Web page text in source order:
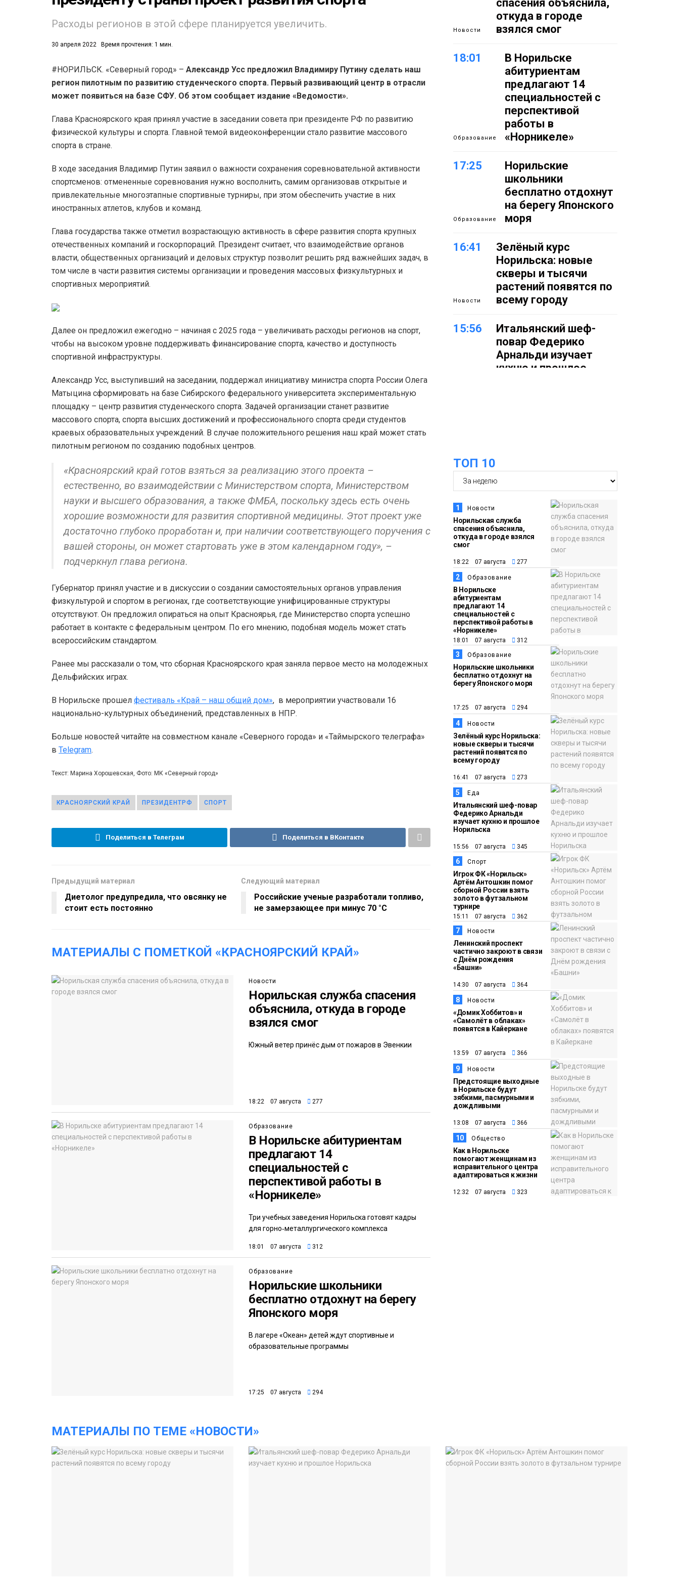
Расходы регионов в этой сфере планируется увеличить.
30 апреля 2022 Время прочтения: 1 мин.
#НОРИЛЬСК. «Северный город» – Александр Усс предложил Владимиру Путину сделать наш
регион пилотным по развитию студенческого спорта. Первый развивающий центр в отрасли
может появиться на базе СФУ. Об этом сообщает издание «Ведомости».
Глава Красноярского края принял участие в заседании совета при президенте РФ по развитию
физической культуры и спорта. Главной темой видеоконференции стало развитие массового
спорта в стране.
В ходе заседания Владимир Путин заявил о важности сохранения соревновательной активности
спортсменов: отмененные соревнования нужно восполнить, самим организовав открытые и
привлекательные многоэтапные спортивные турниры, при этом обеспечить участие в них
иностранных атлетов, клубов и команд.
Глава государства также отметил возрастающую активность в сфере развития спорта крупных
отечественных компаний и госкорпораций. Президент считает, что взаимодействие органов
власти, общественных организаций и деловых структур позволит решить ряд важнейших задач, в
том числе в части развития системы организации и проведения массовых физкультурных и
спортивных мероприятий.
Далее он предложил ежегодно – начиная с 2025 года – увеличивать расходы регионов на спорт,
чтобы на высоком уровне поддерживать финансирование спорта, качество и доступность
спортивной инфраструктуры.
Александр Усс, выступивший на заседании, поддержал инициативу министра спорта России Олега
Матыцина сформировать на базе Сибирского федерального университета экспериментальную
площадку – центр развития студенческого спорта. Задачей организации станет развитие
массового спорта, спорта высших достижений и профессионального спорта среди студентов
краевых образовательных учреждений. В случае положительного решения наш край может стать
пилотным регионом по созданию подобных центров.
«Красноярский край готов взяться за реализацию этого проекта –
естественно, во взаимодействии с Министерством спорта, Министерством
науки и высшего образования, а также ФМБА, поскольку здесь есть очень
хорошие возможности для развития спортивной медицины. Этот проект уже
достаточно глубоко проработан и, при наличии соответствующего поручения с
вашей стороны, он может стартовать уже в этом календарном году», –
подчеркнул глава региона.
Губернатор принял участие и в дискуссии о создании самостоятельных органов управления
физкультурой и спортом в регионах, где соответствующие унифицированные структуры
отсутствуют. Он предложил опираться на опыт Красноярья, где Министерство спорта успешно
работает в контакте с федеральным центром. По его мнению, подобная модель может стать
всероссийским стандартом.
Ранее мы рассказали о том, что сборная Красноярского края заняла первое место на молодежных
Дельфийских играх.
В Норильске прошел фестиваль «Край – наш общий дом», в мероприятии участвовали 16
национально-культурных объединений, представленных в НПР.
Больше новостей читайте на совместном канале «Северного города» и «Таймырского телеграфа»
в Telegram.
Текст: Марина Хорошевская, Фото: МК «Северный город»
КРАСНОЯРСКИЙ КРАЙ ПРЕЗИДЕНТРФ СПОРТ
Поделиться в Телеграм Поделиться в ВКонтакте
Предыдущий материал
Диетолог предупредила, что овсянку не
стоит есть постоянно
Следующий материал
Российские ученые разработали топливо,
не замерзающее при минус 70 °С
МАТЕРИАЛЫ С ПОМЕТКОЙ «КРАСНОЯРСКИЙ КРАЙ»
Новости
Норильская служба спасения
объяснила, откуда в городе
взялся смог
Южный ветер принёс дым от пожаров в Эвенкии
18:22 07 августа 277
Образование
В Норильске абитуриентам
предлагают 14
специальностей с
перспективой работы в
«Норникеле»
Три учебных заведения Норильска готовят кадры
для горно‑металлургического комплекса
18:01 07 августа 312
Образование
Норильские школьники
бесплатно отдохнут на берегу
Японского моря
В лагере «Океан» детей ждут спортивные и
образовательные программы
17:25 07 августа 294
Новости
спасения объяснила,
откуда в городе
взялся смог
18:01
Образование
В Норильске
абитуриентам
предлагают 14
специальностей с
перспективой
работы в
«Норникеле»
17:25
Образование
Норильские
школьники
бесплатно отдохнут
на берегу Японского
моря
16:41
Новости
Зелёный курс
Норильска: новые
скверы и тысячи
растений появятся по
всему городу
15:56
Итальянский шеф-
повар Федерико
Арнальди изучает
кухню и прошлое
Спорт
14:30
Новости
Ленинский проспект
частично закроют в
связи с Днём
рождения «Башни»
13:59
Новости
«Домик Хоббитов» и
«Самолёт в облаках»
появятся в Кайеркане
13:08
Новости
Предстоящие
выходные в
Норильске будут
зябкими, пасмурными
и дождливыми
Общество
Как в Норильске
помогают женщинам
из исправительного
центра
адаптироваться к
жизни
ТОП 10
1 Новости
Норильская служба
спасения объяснила,
откуда в городе взялся
смог
18:22 07 августа 277
2 Образование
В Норильске
абитуриентам
предлагают 14
специальностей с
перспективой работы в
«Норникеле»
18:01 07 августа 312
3 Образование
Норильские школьники
бесплатно отдохнут на
берегу Японского моря
17:25 07 августа 294
4 Новости
Зелёный курс Норильска:
новые скверы и тысячи
растений появятся по
всему городу
16:41 07 августа 273
5 Еда
Итальянский шеф-повар
Федерико Арнальди
изучает кухню и прошлое
Норильска
15:56 07 августа 345
6 Спорт
Игрок ФК «Норильск»
Артём Антошкин помог
сборной России взять
золото в футзальном
турнире
15:11 07 августа 362
7 Новости
Ленинский проспект
частично закроют в связи
с Днём рождения
«Башни»
14:30 07 августа 364
8 Новости
«Домик Хоббитов» и
«Самолёт в облаках»
появятся в Кайеркане
13:59 07 августа 366
9 Новости
Предстоящие выходные
в Норильске будут
зябкими, пасмурными и
дождливыми
13:08 07 августа 366
10 Общество
Как в Норильске
помогают женщинам из
исправительного центра
адаптироваться к жизни
12:32 07 августа 323
МАТЕРИАЛЫ ПО ТЕМЕ «НОВОСТИ»